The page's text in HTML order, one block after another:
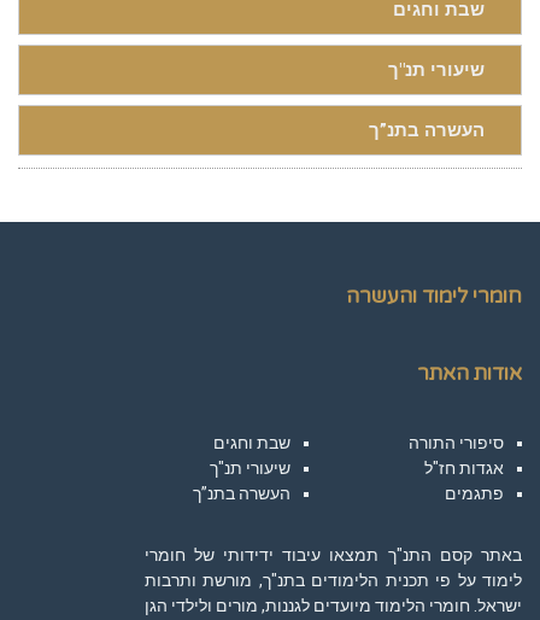
שבת וחגים
שיעורי תנ"ך
העשרה בתנ”ך
חומרי לימוד והעשרה
אודות האתר
סיפורי התורה
אגדות חז"ל
פתגמים
שבת וחגים
שיעורי תנ"ך
העשרה בתנ”ך
באתר קסם התנ"ך תמצאו עיבוד ידידותי של חומרי
לימוד על פי תכנית הלימודים בתנ"ך, מורשת ותרבות
ישראל. חומרי הלימוד מיועדים לגננות, מורים ולילדי הגן